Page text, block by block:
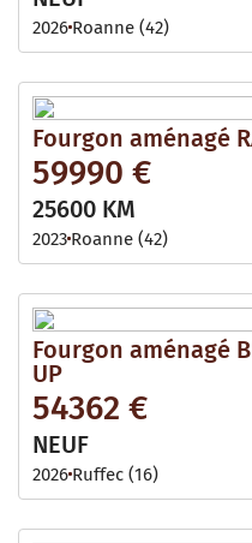
2026 Roanne (42)
Fourgon aménagé
59990 €
25600 KM
2023 Roanne (42)
Fourgon aménagé
UP
54362 €
NEUF
2026 Ruffec (16)